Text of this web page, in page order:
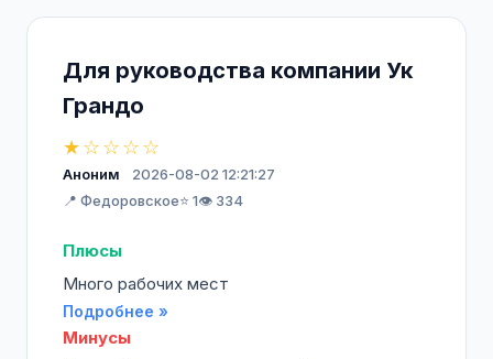
Для руководства компании Ук
Грандо
★☆☆☆☆
Аноним
2026-08-02 12:21:27
📍 Федоровское⭐ 1👁️ 334
Плюсы
Много рабочих мест
Подробнее »
Минусы